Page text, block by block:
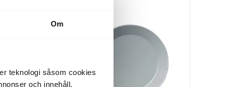
Om
teknologi såsom cookies
och innehåll,